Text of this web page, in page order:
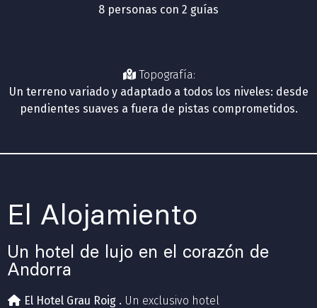
8 personas con 2 guías
Topografía:
Un terreno variado y adaptado a todos los niveles: desde
pendientes suaves a fuera de pistas comprometidos.
El Alojamiento
Un hotel de lujo en el corazón de
Andorra
El Hotel Grau Roig . Un exclusivo hotel